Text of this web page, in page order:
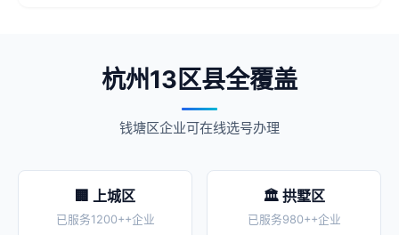
杭州13区县全覆盖
钱塘区企业可在线选号办理
🏢 上城区
已服务1200++企业
🏛️ 拱墅区
已服务980++企业